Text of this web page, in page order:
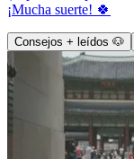
¡Mucha suerte! 🍀
Consejos + leídos 🐶